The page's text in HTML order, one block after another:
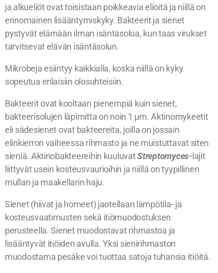
ja alkueliöt ovat toisistaan poikkeavia eliöitä ja niillä on
erinomainen lisääntymiskyky. Bakteerit ja sienet
pystyvät elämään ilman isäntäsolua, kun taas virukset
tarvitsevat elävän isäntäsolun.
Mikrobeja esiintyy kaikkialla, koska niillä on kyky
sopeutua erilaisiin olosuhteisiin.
Bakteerit ovat kooltaan pienempiä kuin sienet,
bakteerisolujen läpimitta on noin 1 μm. Aktinomykeetit
eli sädesienet ovat bakteereita, joilla on jossain
elinkierron vaiheessa rihmasto ja ne muistuttavat siten
sieniä. Aktinobakteereihin kuuluvatStreptomyces- lajit
liittyvät usein kosteusvaurioihin ja niillä on tyypillinen
mullan ja maakellarin haju.
Sienet (hiivat ja homeet) jaotellaan lämpötila- ja
kosteusvaatimusten sekä itiömuodostuksen
perusteella. Sienet muodostavat rihmastoa ja
lisääntyvät itiöiden avulla. Yksi sienirihmaston
muodostama pesäke voi tuottaa satoja tuhansia itiöitä.